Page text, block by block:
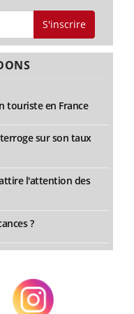
S'inscrire
touriste en France
sur son taux
l'attention des
?